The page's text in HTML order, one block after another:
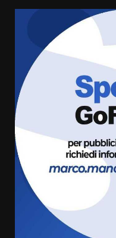
da
6
di